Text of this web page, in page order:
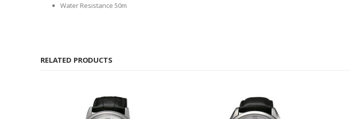
Water Resistance 50m
RELATED PRODUCTS